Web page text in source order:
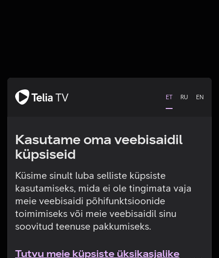
ET RU EN
Kasutame oma veebisaidil
küpsiseid
Küsime sinult luba selliste küpsiste
kasutamiseks, mida ei ole tingimata vaja
meie veebisaidi põhifunktsioonide
toimimiseks või meie veebisaidil sinu
soovitud teenuse pakkumiseks.
Tutvu meie küpsiste üksikasjalike
Tehniline viga